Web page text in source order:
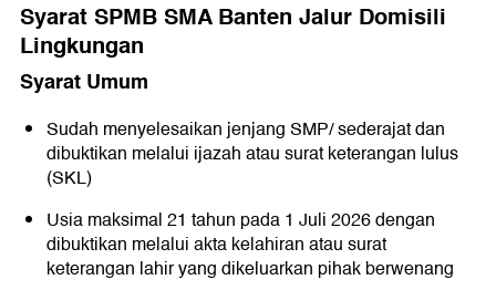
Syarat SPMB SMA Banten Jalur Domisili
Lingkungan
Syarat Umum
Sudah menyelesaikan jenjang SMP/ sederajat dan
dibuktikan melalui ijazah atau surat keterangan lulus
(SKL)
Usia maksimal 21 tahun pada 1 Juli 2026 dengan
dibuktikan melalui akta kelahiran atau surat
keterangan lahir yang dikeluarkan pihak berwenang